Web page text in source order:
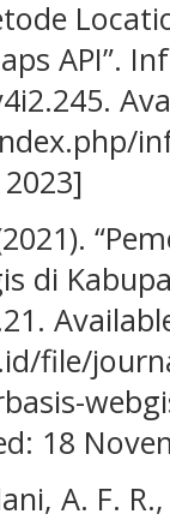
API”.
di
file/
18
A. F.